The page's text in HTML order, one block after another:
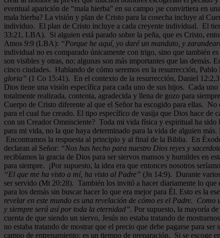
eventual aparición de “mala hierba” en su campo ¡se convirtiera en
mala hierba? La visión y plan de Cristo para la cosecha incluye al
individuo. El plan de Cristo incluye a cada creyente individual. El
33:21, LBA). Si alguien está parado sobre la peña, que es Cristo,
Amos 9:9 (LBA): “Porque he aquí, yo daré un mandato, y
individual no es comparado únicamente con trigo, sino que también
son visibles y otras, no; algunas son más importantes que las demás.
cinco ciudades. Hablando de cómo seremos en la resurrección, Pablo
gloria” (1 Co 15:41). En el contexto de la resurrección, Daniel
Dios tiene una visión específica para cada uno de sus hijos. Cada
totalmente realizada, contenta, agradecida y llena de gozo para
Cuerpo de Cristo diferente al que el Señor ha escogido para ellas.
para el cual fue creado. El tipo específico de vasija que Dios hace de
con un Creador Omnisciente? Toda mi vida física y espiritual ha sido
para mi vida, no la que haya determinado para la vida de alguien
Encontramos la respuesta al principio y al final de la Biblia. En
declaran al Señor: “Nos has hecho para nuestro Dios reyes y
recibíamos la gracia de Dios para ser siervos mansos y humildes en
para siempre. ¡Por supuesto, la idea era que entonces nosotros
“El que me ha visto a mí, ha visto al Padre” (Jn 14:9). Durante
ser servido (Mt 20:28). También los invitó a hacer diariamente lo
para los demás sin buscar hacer lo que era mejor para Él. Esto es la
revelar en este mundo es una revelación de cómo es el Padre.
y siempre será así por toda la eternidad”. Por supuesto, la mayoría
cuenta de que siendo un siervo, Jesús no estaba tratando de
no estaba tratando de mostrar que el precio que debe pagarse para
campo de entrenamiento; es un tiempo de preparación. Si se